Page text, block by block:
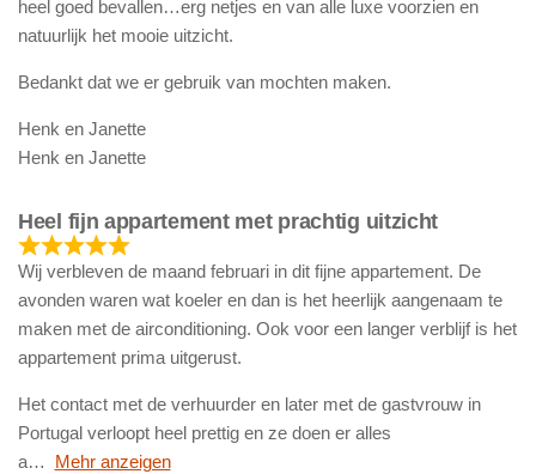
heel goed bevallen…erg netjes en van alle luxe voorzien en
natuurlijk het mooie uitzicht.
Bedankt dat we er gebruik van mochten maken.
Henk en Janette
Henk en Janette
Heel fijn appartement met prachtig uitzicht
Wij verbleven de maand februari in dit fijne appartement. De
avonden waren wat koeler en dan is het heerlijk aangenaam te
maken met de airconditioning. Ook voor een langer verblijf is het
appartement prima uitgerust.
Het contact met de verhuurder en later met de gastvrouw in
Portugal verloopt heel prettig en ze doen er alles
a
Mehr anzeigen